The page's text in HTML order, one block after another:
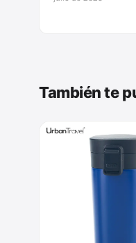
También te